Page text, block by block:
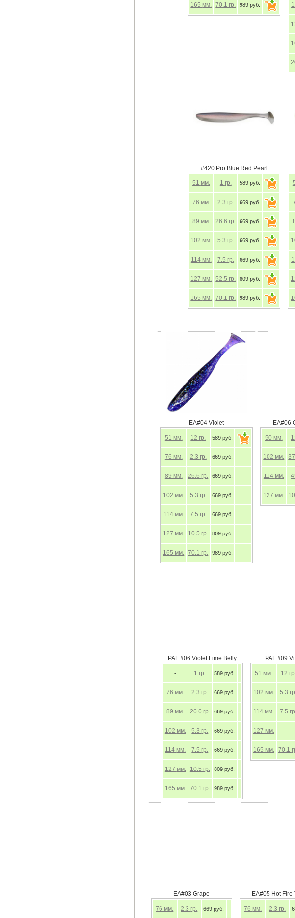
165 мм. 70.1 гр. 989 руб.
#420 Pro Blue Red Pearl
51 мм. 1 гр. 589 руб.
76 мм. 2.3 гр. 669 руб.
89 мм. 26.6 гр. 669 руб.
102 мм. 5.3 гр. 669 руб.
114 мм. 7.5 гр. 669 руб.
127 мм. 52.5 гр. 809 руб.
165 мм. 70.1 гр. 989 руб.
EA#04 Violet
51мм. 12 гр. 589 руб.
76мм. 2.3 гр. 669 руб.
89мм. 26.6 гр. 669 руб.
102мм. 5.3 гр. 669 руб.
114 мм. 7.5 гр. 669 руб.
127мм. 10.5 гр. 809 руб.
165мм. 70.1 гр. 989 руб.
EA#06
50мм. 12
102мм. 37.1
114 мм. 45
127мм. 10.5
PAL #06 Violet Lime Belly
- 1 гр. 589 руб.
76 мм. 2.3 гр. 669 руб.
89 мм. 26.6 гр. 669 руб.
102 мм. 5.3 гр. 669 руб.
114 мм. 7.5 гр. 669 руб.
127 мм. 10.5 гр. 809 руб.
165 мм. 70.1 гр. 989 руб.
PAL #09
51 мм. 12 гр.
102 мм. 5.3 гр.
114 мм. 7.5 гр.
127 мм. -
165 мм. 70.1
EA#03 Grape
76 мм. 2.3 гр. 669 руб.
EA#05 Hot Fire
76 мм. 2.3 гр.